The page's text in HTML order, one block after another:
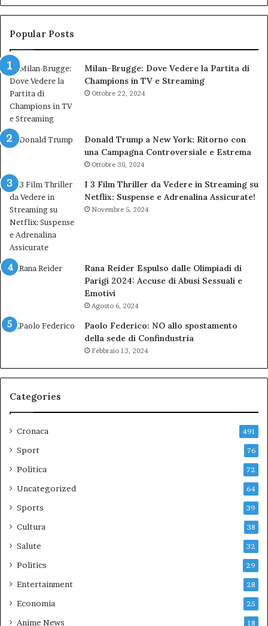
Nuova
bocciatura
del
ai
Popular Posts
Milan-Brugge: Dove Vedere la Partita di
Champions in TV e Streaming
Ottobre 22, 2024
Donald Trump a New York: Ritorno con
una Campagna Controversiale e Estrema
Ottobre 30, 2024
I 3 Film Thriller da Vedere in Streaming su
Netflix: Suspense e Adrenalina Assicurate!
Novembre 5, 2024
Rana Reider Espulso dalle Olimpiadi di
Parigi 2024: Accuse di Abusi Sessuali e
Emotivi
Agosto 6, 2024
Paolo Federico: NO allo spostamento
della sede di Confindustria
Febbraio 13, 2024
Categories
Cronaca 491
Sport 76
Politica 72
Uncategorized 64
Sports 39
Cultura 38
Salute 32
Politics 29
Entertainment 28
Economia 25
Anime News 18